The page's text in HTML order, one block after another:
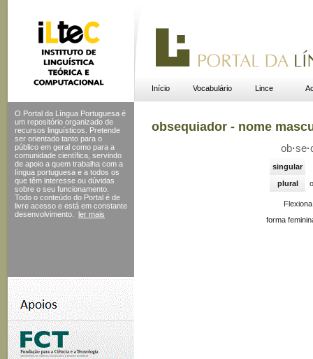
Início Vocabulário Lince
O Portal da Língua Portuguesa é
um repositório organizado de
recursos linguísticos. Pretende
ser orientado tanto para o
público em geral como para a
comunidade científica, servindo
de apoio a quem trabalha com a
língua portuguesa e a todos os
que têm interesse ou dúvidas
sobre o seu funcionamento.
Todo o conteúdo do Portal é de
livre acesso e está em constante
desenvolvimento.
ler mais
obsequiador - nome
ob·se·
singular
plural
forma